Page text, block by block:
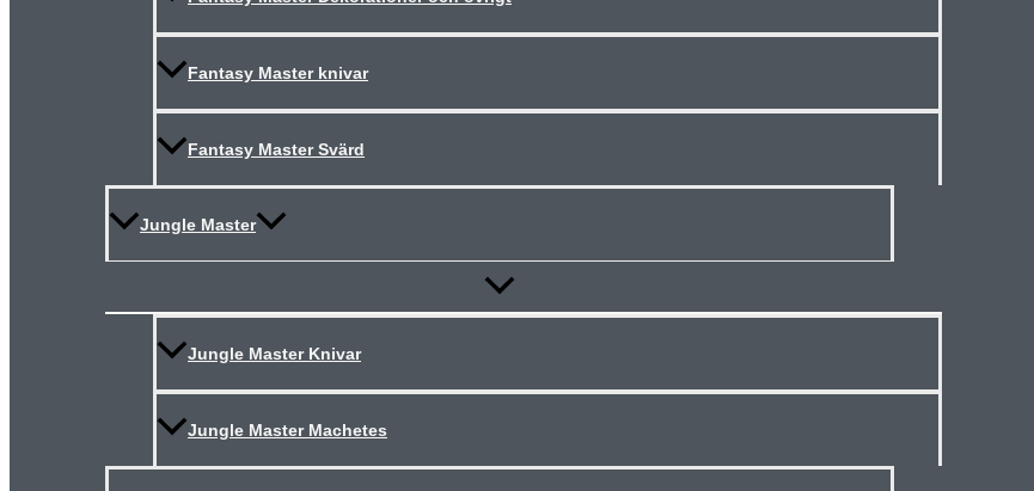
Fantasy Master knivar
Fantasy Master Svärd
Jungle Master
Slå
meny
Jungle Master Knivar
Jungle Master Machetes